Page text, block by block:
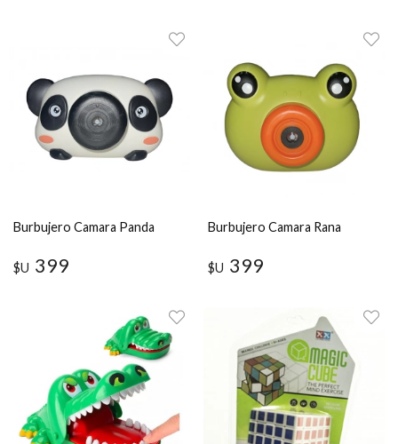
Burbujero Camara Panda
$U 399
Burbujero Camara Rana
$U 399